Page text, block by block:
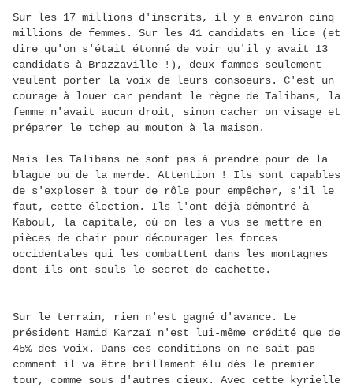
Sur les 17 millions d'inscrits, il y a environ cinq
millions de femmes. Sur les 41 candidats en lice (et
dire qu'on s'était étonné de voir qu'il y avait 13
candidats à Brazzaville !), deux fammes seulement
veulent porter la voix de leurs consoeurs. C'est un
courage à louer car pendant le règne de Talibans, la
femme n'avait aucun droit, sinon cacher on visage et
préparer le tchep au mouton à la maison.
Mais les Talibans ne sont pas à prendre pour de la
blague ou de la merde. Attention ! Ils sont capables
de s'exploser à tour de rôle pour empêcher, s'il le
faut, cette élection. Ils l'ont déjà démontré à
Kaboul, la capitale, où on les a vus se mettre en
pièces de chair pour décourager les forces
occidentales qui les combattent dans les montagnes
dont ils ont seuls le secret de cachette.
Sur le terrain, rien n'est gagné d'avance. Le
président Hamid Karzaï n'est lui-même crédité que de
45% des voix. Dans ces conditions on ne sait pas
comment il va être brillament élu dès le premier
tour, comme sous d'autres cieux. Avec cette kyrielle